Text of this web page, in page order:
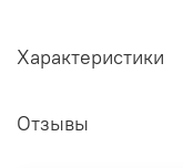
Характеристики
Отзывы